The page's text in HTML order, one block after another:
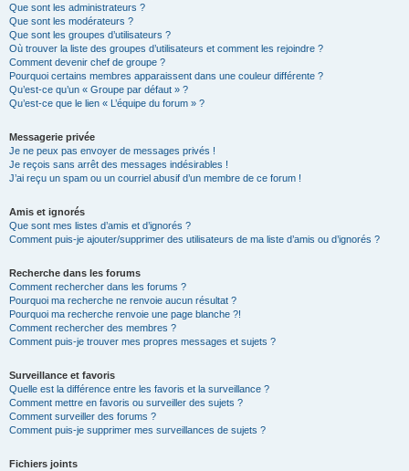
Que sont les administrateurs ?
Que sont les modérateurs ?
Que sont les groupes d’utilisateurs ?
Où trouver la liste des groupes d’utilisateurs et comment les rejoindre ?
Comment devenir chef de groupe ?
Pourquoi certains membres apparaissent dans une couleur différente ?
Qu’est-ce qu’un « Groupe par défaut » ?
Qu’est-ce que le lien « L’équipe du forum » ?
Messagerie privée
Je ne peux pas envoyer de messages privés !
Je reçois sans arrêt des messages indésirables !
J’ai reçu un spam ou un courriel abusif d’un membre de ce forum !
Amis et ignorés
Que sont mes listes d’amis et d’ignorés ?
Comment puis-je ajouter/supprimer des utilisateurs de ma liste d’amis ou d’ignorés ?
Recherche dans les forums
Comment rechercher dans les forums ?
Pourquoi ma recherche ne renvoie aucun résultat ?
Pourquoi ma recherche renvoie une page blanche ?!
Comment rechercher des membres ?
Comment puis-je trouver mes propres messages et sujets ?
Surveillance et favoris
Quelle est la différence entre les favoris et la surveillance ?
Comment mettre en favoris ou surveiller des sujets ?
Comment surveiller des forums ?
Comment puis-je supprimer mes surveillances de sujets ?
Fichiers joints